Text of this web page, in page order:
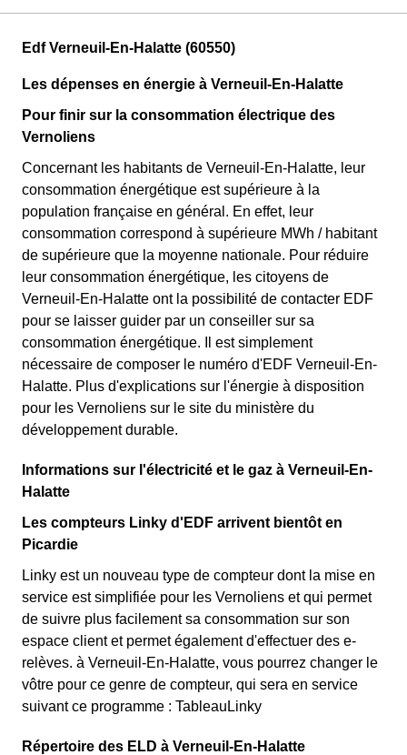
Edf Verneuil-En-Halatte (60550)
Les dépenses en énergie à Verneuil-En-Halatte
Pour finir sur la consommation électrique des
Vernoliens
Concernant les habitants de Verneuil-En-Halatte, leur
consommation énergétique est supérieure à la
population française en général. En effet, leur
consommation correspond à supérieure MWh / habitant
de supérieure que la moyenne nationale. Pour réduire
leur consommation énergétique, les citoyens de
Verneuil-En-Halatte ont la possibilité de contacter EDF
pour se laisser guider par un conseiller sur sa
consommation énergétique. Il est simplement
nécessaire de composer le numéro d'EDF Verneuil-En-
Halatte. Plus d'explications sur l'énergie à disposition
pour les Vernoliens sur le site du ministère du
développement durable.
Informations sur l'électricité et le gaz à Verneuil-En-
Halatte
Les compteurs Linky d'EDF arrivent bientôt en
Picardie
Linky est un nouveau type de compteur dont la mise en
service est simplifiée pour les Vernoliens et qui permet
de suivre plus facilement sa consommation sur son
espace client et permet également d'effectuer des e-
relèves. à Verneuil-En-Halatte, vous pourrez changer le
vôtre pour ce genre de compteur, qui sera en service
suivant ce programme : TableauLinky
Répertoire des ELD à Verneuil-En-Halatte